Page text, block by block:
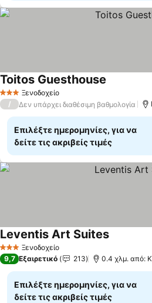
3 ΑστέριαΞενοδοχείο
Toitos Guesthouse
/ Δεν υπάρχει διαθέσιμη βαθμολογία
Επιλέξτε ημερομηνίες, για να
δείτε τις ακριβείς τιμές
3 ΑστέριαΞενοδοχείο
Leventis Art Suites
9,7 Εξαιρετικό 213 0.4 χλμ. από:
Επιλέξτε ημερομηνίες, για να
δείτε τις ακριβείς τιμές